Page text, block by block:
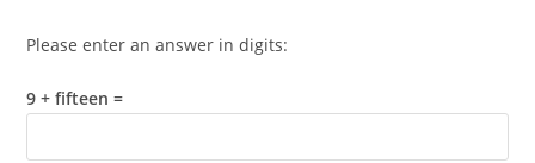
Please enter an answer in digits:
9 + fifteen =